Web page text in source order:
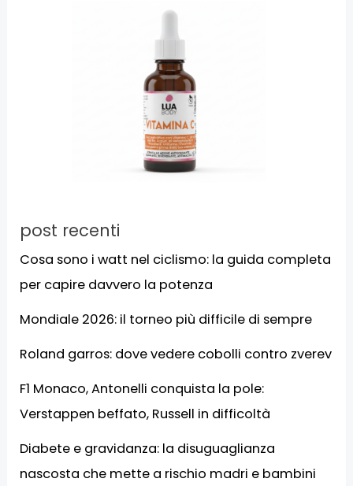
post recenti
Cosa sono i watt nel ciclismo: la guida completa
per capire davvero la potenza
Mondiale 2026: il torneo più difficile di sempre
Roland garros: dove vedere cobolli contro zverev
F1 Monaco, Antonelli conquista la pole:
Verstappen beffato, Russell in difficoltà
Diabete e gravidanza: la disuguaglianza
nascosta che mette a rischio madri e bambini